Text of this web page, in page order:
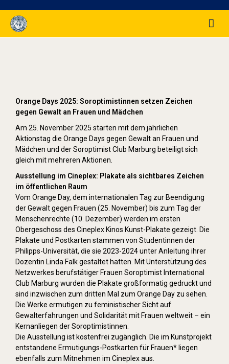
Orange Days 2025: Soroptimistinnen setzen Zeichen
gegen Gewalt an Frauen und Mädchen
Am 25. November 2025 starten mit dem jährlichen
Aktionstag die Orange Days gegen Gewalt an Frauen und
Mädchen und der Soroptimist Club Marburg beteiligt sich
gleich mit mehreren Aktionen.
Ausstellung im Cineplex: Plakate als sichtbares Zeichen
im öffentlichen Raum
Vom Orange Day, dem internationalen Tag zur Beendigung
der Gewalt gegen Frauen (25. November) bis zum Tag der
Menschenrechte (10. Dezember) werden im ersten
Obergeschoss des Cineplex Kinos Kunst-Plakate gezeigt. Die
Plakate und Postkarten stammen von Studentinnen der
Philipps-Universität, die sie 2023-2024 unter Anleitung ihrer
Dozentin Linda Falk gestaltet hatten. Mit Unterstützung des
Netzwerkes berufstätiger Frauen Soroptimist International
Club Marburg wurden die Plakate großformatig gedruckt und
sind inzwischen zum dritten Mal zum Orange Day zu sehen.
Die Werke ermutigen zu feministischer Sicht auf
Gewalterfahrungen und Solidarität mit Frauen weltweit – ein
Kernanliegen der Soroptimistinnen.
Die Ausstellung ist kostenfrei zugänglich. Die im Kunstprojekt
entstandene Ermutigungs-Postkarten für Frauen* liegen
ebenfalls zum Mitnehmen im Cineplex aus.